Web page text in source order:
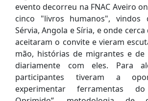
evento decorreu na FNAC Aveiro
cinco "livros humanos", vindos
Sérvia, Angola e Síria, e onde
aceitaram o convite e vieram
mão, histórias de migrantes e de
diariamente com eles. Para
participantes tiveram a
experimentar ferramentas